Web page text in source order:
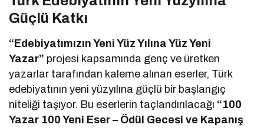
Güçlü Katkı
“Edebiyatımızın Yeni Yüz Yılına Yüz Yeni
Yazar” projesi kapsamında genç ve üretken
yazarlar tarafından kaleme alınan eserler, Türk
edebiyatının yeni yüzyılına güçlü bir başlangıç
niteliği taşıyor. Bu eserlerin taçlandırılacağı “100
Yazar 100 Yeni Eser – Ödül Gecesi ve Kapanış